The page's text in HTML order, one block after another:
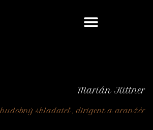
Marián Kittner
hudobný skladateľ, dirigent a aranžér